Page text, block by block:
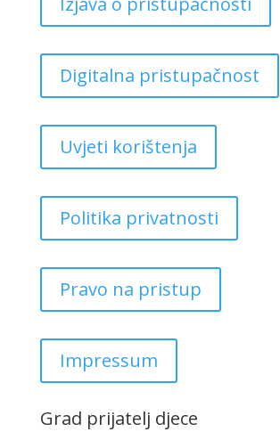
Digitalna pristupačnost
Uvjeti korištenja
Politika privatnosti
Pravo na pristup
Impressum
Grad prijatelj djece